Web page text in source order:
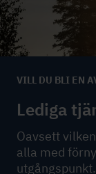
VILL DU BLI EN
Lediga
Oavsett
alla med